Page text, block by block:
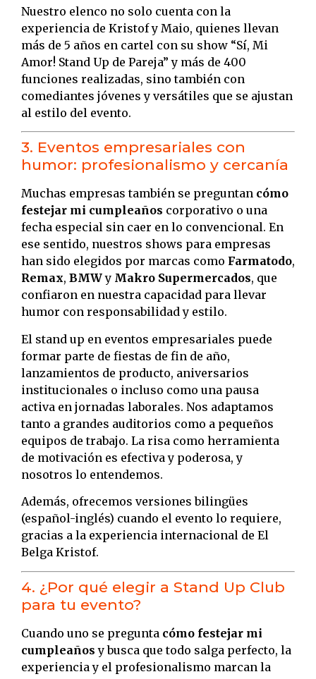
Nuestro elenco no solo cuenta con la
experiencia de Kristof y Maio, quienes llevan
más de 5 años en cartel con su show “Sí, Mi
Amor! Stand Up de Pareja” y más de 400
funciones realizadas, sino también con
comediantes jóvenes y versátiles que se ajustan
al estilo del evento.
3. Eventos empresariales con
humor: profesionalismo y cercanía
Muchas empresas también se preguntan cómo
festejar mi cumpleaños corporativo o una
fecha especial sin caer en lo convencional. En
ese sentido, nuestros shows para empresas
han sido elegidos por marcas como Farmatodo,
Remax, BMWy Makro Supermercados, que
confiaron en nuestra capacidad para llevar
humor con responsabilidad y estilo.
El stand up en eventos empresariales puede
formar parte de fiestas de fin de año,
lanzamientos de producto, aniversarios
institucionales o incluso como una pausa
activa en jornadas laborales. Nos adaptamos
tanto a grandes auditorios como a pequeños
equipos de trabajo. La risa como herramienta
de motivación es efectiva y poderosa, y
nosotros lo entendemos.
Además, ofrecemos versiones bilingües
(español-inglés) cuando el evento lo requiere,
gracias a la experiencia internacional de El
Belga Kristof.
4. ¿Por qué elegir a Stand Up Club
para tu evento?
Cuando uno se pregunta cómo festejar mi
cumpleaños y busca que todo salga perfecto, la
experiencia y el profesionalismo marcan la